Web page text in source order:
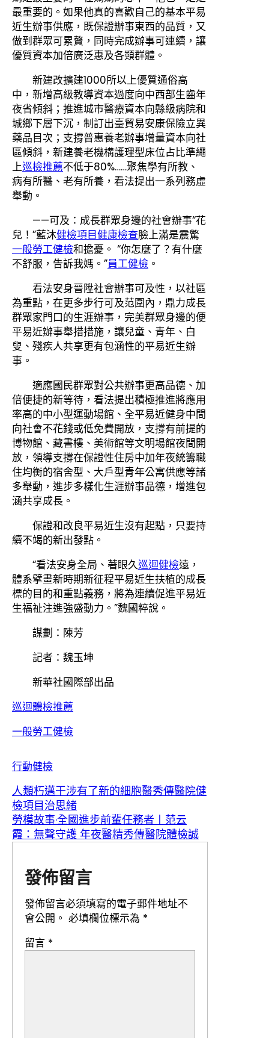
最重要的。如果他真的喜歡自己的基本平易
近生辦事供應，既保證辦事東西的品質，又
做到群眾可累贅，同時完成辦事可連續，讓
優質資本加倍廣泛惠及各類群體。
新建改擴建1000所以上優質通俗高
中，新增高級教導資本過度向中西部生齒年
夜省傾斜；推進城市醫療資本向縣級病院和
城鄉下層下沉，制訂出臺貿易安康保險立異
藥品目次；支撐普惠養老辦事增量資本向社
區傾斜，新建養老機構護理型床位占比準繩
上巡檢推薦不低于80%……聚焦學有所教、
病有所醫、老有所養，看法提出一系列務虛
舉動。
——可及：成長群眾身邊的社會辦事“花
兒！”藍沐健檢項目健康檢查臉上滿是震驚
一般勞工健檢和擔憂。 “你怎麼了？有什麼
不舒服，告訴我媽。”員工健檢 。
看法安身晉陞社會辦事可及性，以社區
為重點，在更多步行可及范圍內，鼎力成長
群眾家門口的生涯辦事，完美群眾身邊的便
平易近辦事舉措措施，讓兒童、青年、白
叟、殘疾人共享更有包涵性的平易近生辦
事。
適應國民群眾對公共辦事更高品德、加
倍便捷的新等待，看法提出積極推進將應用
率高的中小型運動場館、全平易近健身中間
向社會不花錢或低免費開放，支撐有前提的
博物館、藏書樓、美術館等文明場館夜間開
放，領導支撐在保證性住房中加年夜統籌職
住均衡的宿舍型、大戶型青年公寓供應等諸
多舉動，進步多樣化生涯辦事品德，增進包
涵共享成長。
保證和改良平易近生沒有起點，只要持
續不竭的新出發點。
“看法安身全局、著眼久巡迴健檢遠，
體系擘畫新時期新征程平易近生扶植的成長
標的目的和重點義務，將為連續促進平易近
生福祉注進強盛動力。”魏國粹說。
謀劃：陳芳
記者：魏玉坤
新華社國際部出品
巡迴體檢推薦
一般勞工健檢
行動健檢
人類朽邁干涉有了新的細胞醫秀傳醫院健
檢項目治思緒
勞模故事·全國進步前輩任務者丨范云
霞：無聲守護 年夜醫精秀傳醫院體檢誠
發佈留言
發佈留言必須填寫的電子郵件地址不
會公開。 必填欄位標示為 *
留言 *